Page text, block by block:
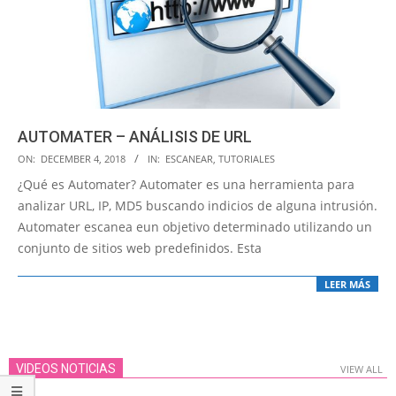
AUTOMATER – ANÁLISIS DE URL
2018-
12-
ON: DECEMBER 4, 2018 IN: ESCANEAR TUTORIALES
¿Qué es Automater? Automater es una herramienta para
analizar URL, IP, MD5 buscando indicios de alguna intrusión.
Automater escanea eun objetivo determinado utilizando un
conjunto de sitios web predefinidos. Esta
LEER MÁS
VIDEOS NOTICIAS VIEW ALL